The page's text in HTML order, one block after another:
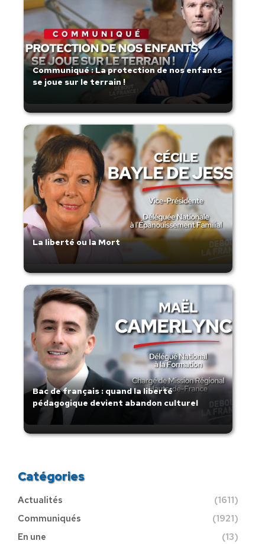
Communiqué : La protection de nos enfants
se joue sur le terrain !
La liberté ou la Mort
Bac de français : quand la liberté
pédagogique devient abandon culturel
Catégories
Actualités
(1611)
Communiqués
(1921)
En une
(13)